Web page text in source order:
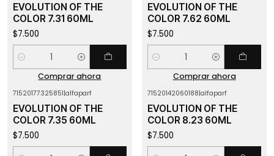
EVOLUTION OF THE
COLOR 7.31 60ML
$7.500
Cantidad
Comprar ahora
EVOLUTION OF THE
COLOR 7.62 60ML
$7.500
Cantidad
Comprar ahora
71520177325851|alfaparf
EVOLUTION OF THE
COLOR 7.35 60ML
$7.500
71520142060188|alfaparf
EVOLUTION OF THE
COLOR 8.23 60ML
$7.500